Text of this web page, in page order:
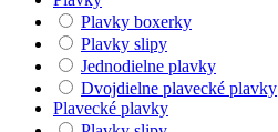
Plavky boxerky
Plavky slipy
Jednodielne plavky
Dvojdielne plavecké plavky
Plavecké plavky